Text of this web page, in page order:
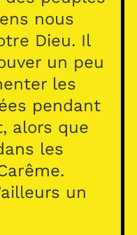
nous
Dieu. Il
un peu
les
pendant
alors que
les
un